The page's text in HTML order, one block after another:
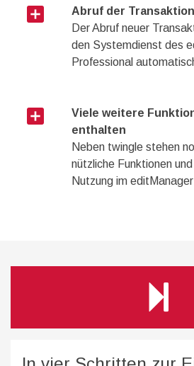
add_box
Abruf der
Der Abruf neuer
den Systemdienst des
Professional
add_box
Viele weitere
enthalten
Neben twingle stehen
nützliche Funktionen
Nutzung im